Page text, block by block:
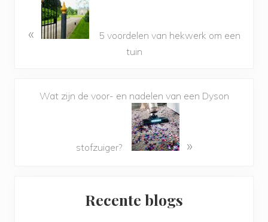
«
5 voordelen van hekwerk om een
tuin
Wat zijn de voor- en nadelen van een Dyson
stofzuiger? »
Recente blogs